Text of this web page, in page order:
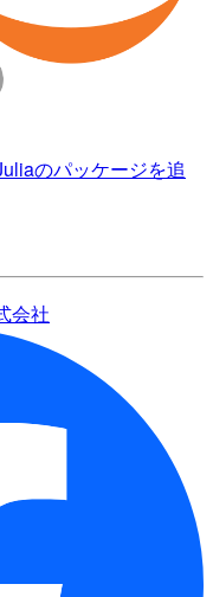
のパッケージを追
会社